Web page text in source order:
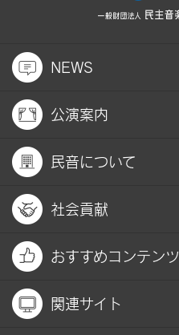
NEWS
公演案内
民音について
社会貢献
おすすめコンテンツ
関連サイト